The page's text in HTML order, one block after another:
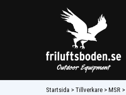
Startsida > Tillverkare > MSR >